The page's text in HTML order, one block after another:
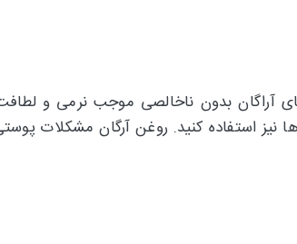
آراگان بدون ناخالصی موجب نرمی و
نیز استفاده کنید. روغن آرگان مشکلات